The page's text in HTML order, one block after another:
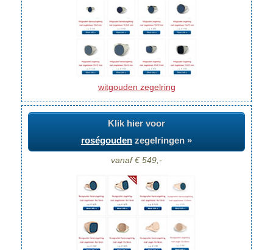
witgouden zegelring
Klik hier voor
roségouden zegelringen »
vanaf € 549,-